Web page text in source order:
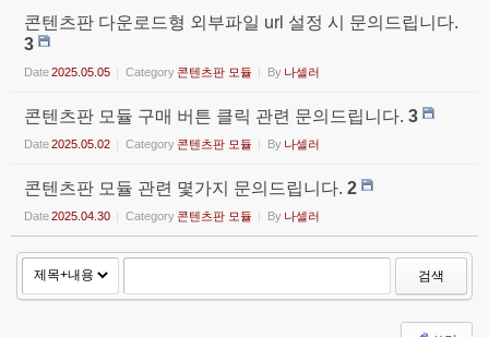
콘텐츠판 다운로드형 외부파일 url 설정 시 문의드립니다.
3
Date2025.05.05 Category 콘텐츠판 모듈 By 나셀러
콘텐츠판 모듈 구매 버튼 클릭 관련 문의드립니다. 3
Date2025.05.02 Category 콘텐츠판 모듈 By 나셀러
콘텐츠판 모듈 관련 몇가지 문의드립니다. 2
Date2025.04.30 Category 콘텐츠판 모듈 By 나셀러
검색